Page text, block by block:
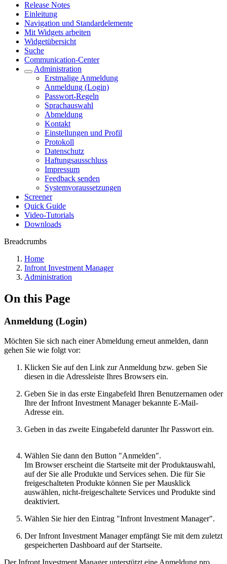
Release Notes
Einleitung
Navigation und Standardelemente
Mit Widgets arbeiten
Widgetübersicht
Suche
Communication-Center
Administration
Erstmalige Anmeldung
Anmeldung (Login)
Passwort-Regeln
Sprachauswahl
Abmeldung
Kontakt
Einstellungen und Profil
Protokoll
Datenschutz
Haftungsausschluss
Impressum
Feedback senden
Systemvoraussetzungen
Screener
Quick Guide
Video-Tutorials
Downloads
Breadcrumbs
Home
Infront Investment Manager
Administration
On this Page
Anmeldung (Login)
Möchten Sie sich nach einer Abmeldung erneut anmelden, dann
gehen Sie wie folgt vor:
Klicken Sie auf den Link zur Anmeldung bzw. geben Sie
diesen in die Adressleiste Ihres Browsers ein.
Geben Sie in das erste Eingabefeld Ihren Benutzernamen oder
Ihre der Infront Investment Manager bekannte E-Mail-
Adresse ein.
Geben in das zweite Eingabefeld darunter Ihr Passwort ein.
Wählen Sie dann den Button "Anmelden".
Im Browser erscheint die Startseite mit der Produktauswahl,
auf der Sie alle Produkte und Services sehen. Die für Sie
freigeschalteten Produkte können Sie per Mausklick
auswählen, nicht-freigeschaltete Services und Produkte sind
deaktiviert.
Wählen Sie hier den Eintrag "Infront Investment Manager".
Der Infront Investment Manager empfängt Sie mit dem zuletzt
gespeicherten Dashboard auf der Startseite.
Der Infront Investment Manager unterstützt eine Anmeldung pro